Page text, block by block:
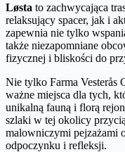
Løsta to zachwycająca
relaksujący spacer, jak i
zapewnia nie tylko
także niezapomniane
fizycznej i bliskości do
Nie tylko Farma Vesterås
ważne miejsca dla tych,
unikalną fauną i florą
szlaki w tej okolicy
malowniczymi pejzażami
odpoczynku i refleksji.